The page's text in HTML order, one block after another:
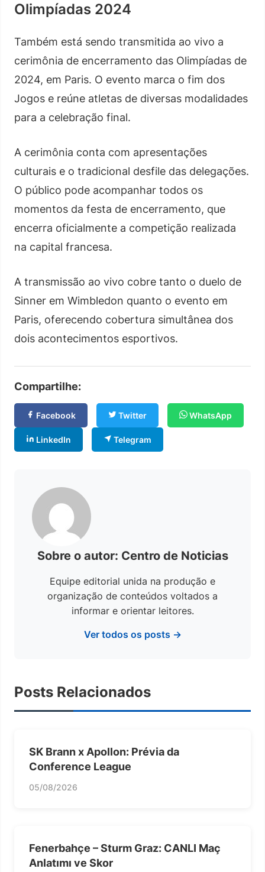
Olimpíadas 2024
Também está sendo transmitida ao vivo a
cerimônia de encerramento das Olimpíadas de
2024, em Paris. O evento marca o fim dos
Jogos e reúne atletas de diversas modalidades
para a celebração final.
A cerimônia conta com apresentações
culturais e o tradicional desfile das delegações.
O público pode acompanhar todos os
momentos da festa de encerramento, que
encerra oficialmente a competição realizada
na capital francesa.
A transmissão ao vivo cobre tanto o duelo de
Sinner em Wimbledon quanto o evento em
Paris, oferecendo cobertura simultânea dos
dois acontecimentos esportivos.
Compartilhe:
Facebook Twitter WhatsApp
LinkedIn Telegram
Sobre o autor: Centro de Noticias
Equipe editorial unida na produção e
organização de conteúdos voltados a
informar e orientar leitores.
Ver todos os posts →
Posts Relacionados
SK Brann x Apollon: Prévia da
Conference League
05/08/2026
Fenerbahçe – Sturm Graz: CANLI Maç
Anlatımı ve Skor